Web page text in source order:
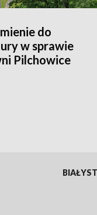
do
w sprawie
Pilchowice